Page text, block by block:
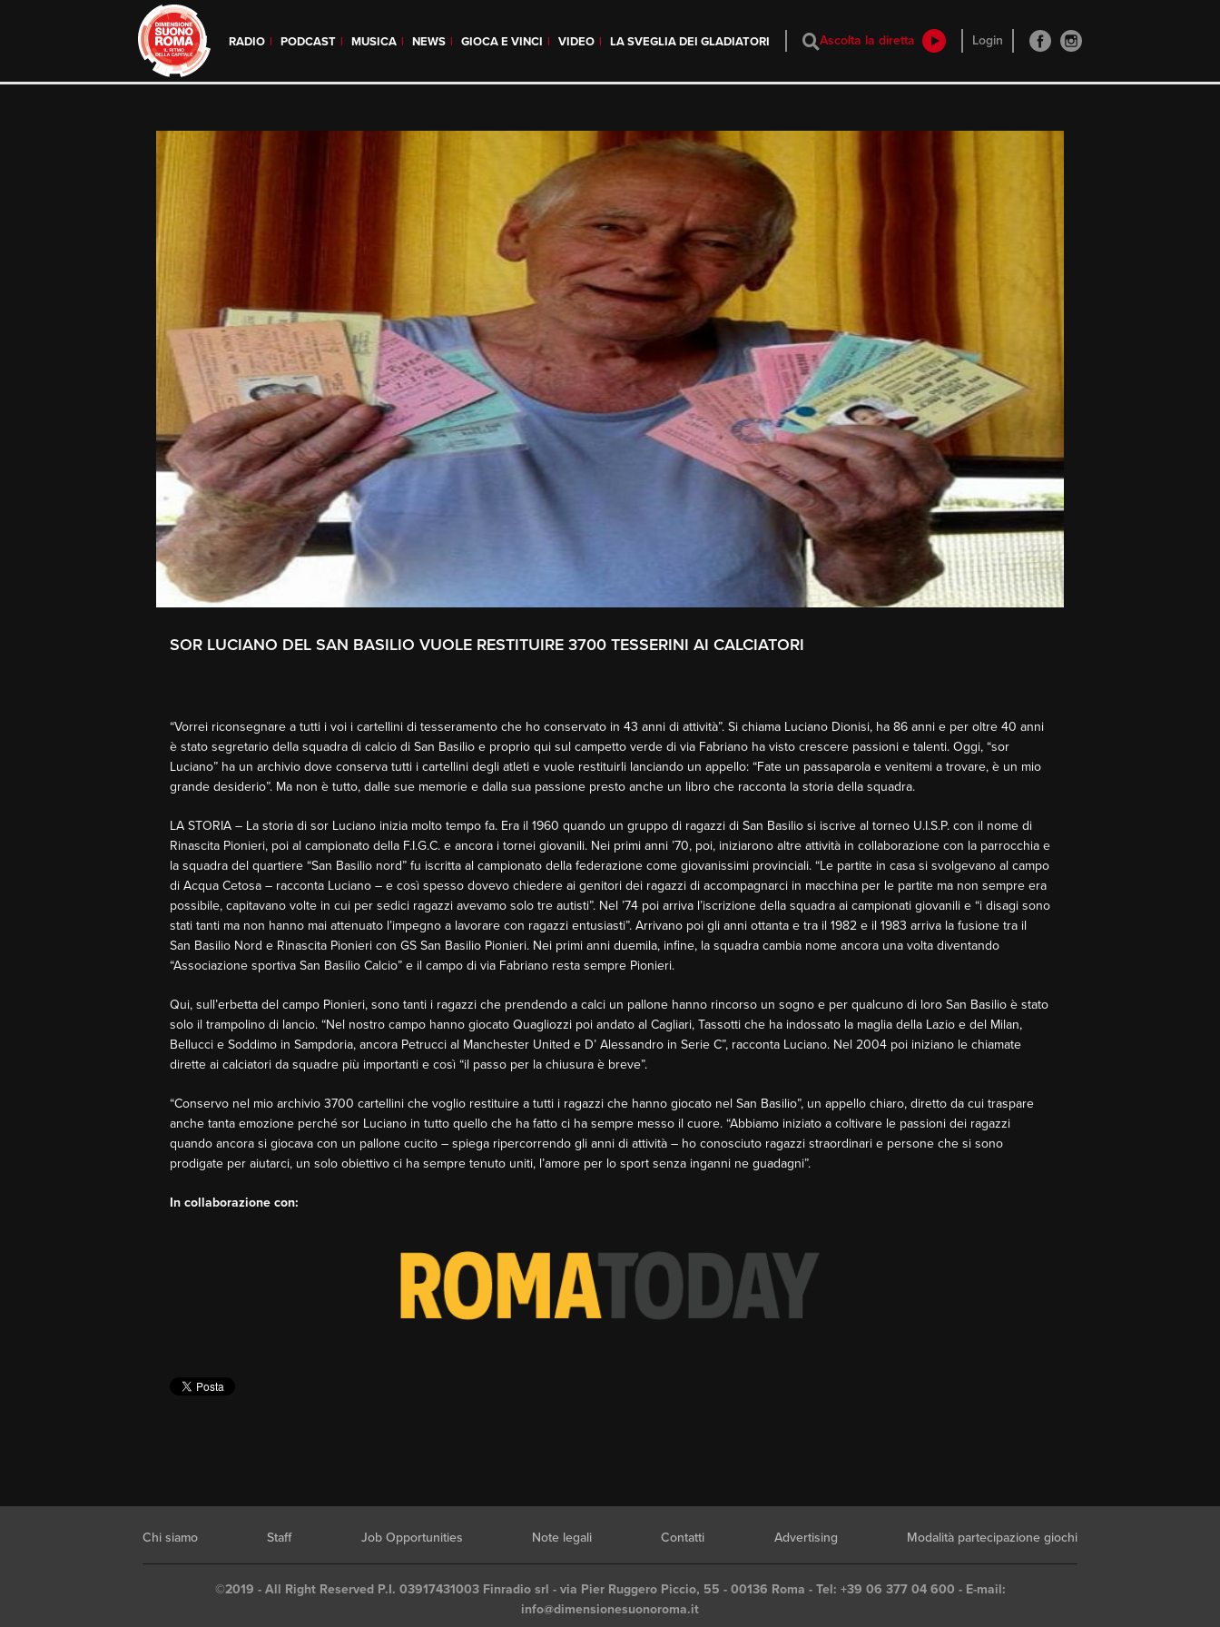
RADIO PODCAST MUSICA NEWS GIOCA E VINCI VIDEO LA SVEGLIA DEI GLADIATORI Ascolta la diretta Login
SOR LUCIANO DEL SAN BASILIO VUOLE RESTITUIRE 3700 TESSERINI AI CALCIATORI
“Vorrei riconsegnare a tutti i voi i cartellini di tesseramento che ho conservato in 43 anni di attività”. Si chiama Luciano Dionisi, ha 86 anni e per oltre 40 anni
è stato segretario della squadra di calcio di San Basilio e proprio qui sul campetto verde di via Fabriano ha visto crescere passioni e talenti. Oggi, “sor
Luciano” ha un archivio dove conserva tutti i cartellini degli atleti e vuole restituirli lanciando un appello: “Fate un passaparola e venitemi a trovare, è un mio
grande desiderio”. Ma non è tutto, dalle sue memorie e dalla sua passione presto anche un libro che racconta la storia della squadra.
LA STORIA – La storia di sor Luciano inizia molto tempo fa. Era il 1960 quando un gruppo di ragazzi di San Basilio si iscrive al torneo U.I.S.P. con il nome di
Rinascita Pionieri, poi al campionato della F.I.G.C. e ancora i tornei giovanili. Nei primi anni ’70, poi, iniziarono altre attività in collaborazione con la parrocchia e
la squadra del quartiere “San Basilio nord” fu iscritta al campionato della federazione come giovanissimi provinciali. “Le partite in casa si svolgevano al campo
di Acqua Cetosa – racconta Luciano – e così spesso dovevo chiedere ai genitori dei ragazzi di accompagnarci in macchina per le partite ma non sempre era
possibile, capitavano volte in cui per sedici ragazzi avevamo solo tre autisti”. Nel ’74 poi arriva l’iscrizione della squadra ai campionati giovanili e “i disagi sono
stati tanti ma non hanno mai attenuato l’impegno a lavorare con ragazzi entusiasti”. Arrivano poi gli anni ottanta e tra il 1982 e il 1983 arriva la fusione tra il
San Basilio Nord e Rinascita Pionieri con GS San Basilio Pionieri. Nei primi anni duemila, infine, la squadra cambia nome ancora una volta diventando
“Associazione sportiva San Basilio Calcio” e il campo di via Fabriano resta sempre Pionieri.
Qui, sull’erbetta del campo Pionieri, sono tanti i ragazzi che prendendo a calci un pallone hanno rincorso un sogno e per qualcuno di loro San Basilio è stato
solo il trampolino di lancio. “Nel nostro campo hanno giocato Quagliozzi poi andato al Cagliari, Tassotti che ha indossato la maglia della Lazio e del Milan,
Bellucci e Soddimo in Sampdoria, ancora Petrucci al Manchester United e D’ Alessandro in Serie C”, racconta Luciano. Nel 2004 poi iniziano le chiamate
dirette ai calciatori da squadre più importanti e così “il passo per la chiusura è breve”.
“Conservo nel mio archivio 3700 cartellini che voglio restituire a tutti i ragazzi che hanno giocato nel San Basilio”, un appello chiaro, diretto da cui traspare
anche tanta emozione perché sor Luciano in tutto quello che ha fatto ci ha sempre messo il cuore. “Abbiamo iniziato a coltivare le passioni dei ragazzi
quando ancora si giocava con un pallone cucito – spiega ripercorrendo gli anni di attività – ho conosciuto ragazzi straordinari e persone che si sono
prodigate per aiutarci, un solo obiettivo ci ha sempre tenuto uniti, l’amore per lo sport senza inganni ne guadagni”.
In collaborazione con:
Chi siamo Staff Job Opportunities Note legali Contatti Advertising Modalità partecipazione giochi
©2019 - All Right Reserved P.I. 03917431003 Finradio srl - via Pier Ruggero Piccio, 55 - 00136 Roma - Tel: +39 06 377 04 600 - E-mail:
info@dimensionesuonoroma.it